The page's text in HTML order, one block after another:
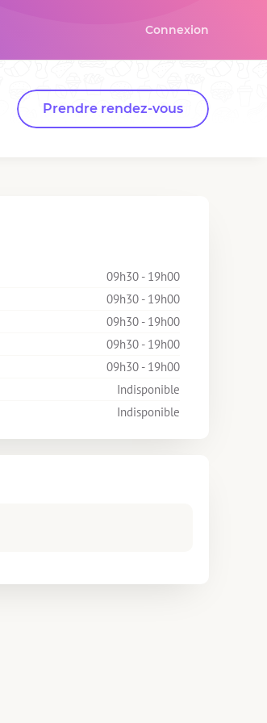
Connexion
Prendre rendez-vous
09h30 - 19h00
09h30 - 19h00
09h30 - 19h00
09h30 - 19h00
09h30 - 19h00
Indisponible
Indisponible